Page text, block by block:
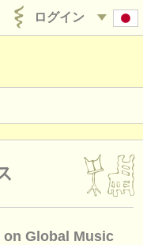
ログイン
on Global Music